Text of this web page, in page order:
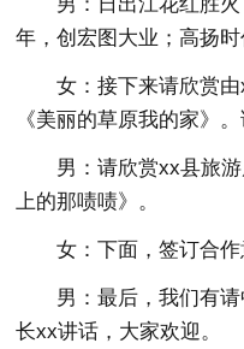
年，创宏图大业；高扬
女：接下来请欣赏
《美丽的草原我的家》。
男：请欣赏xx县旅
上的那啧啧》。
女：下面，签订合作
男：最后，我们有
长xx讲话，大家欢迎。